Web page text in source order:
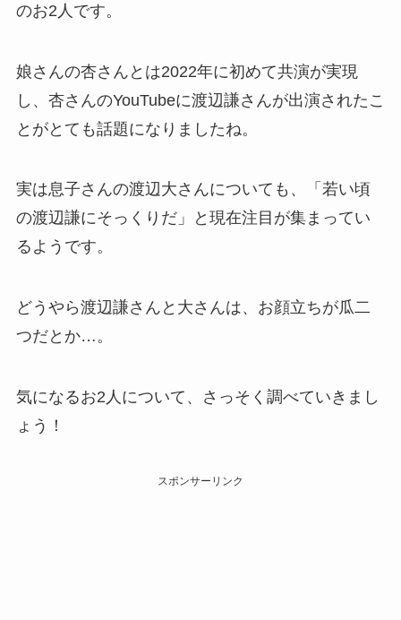
のお2人です。
娘さんの杏さんとは2022年に初めて共演が実現
し、杏さんのYouTubeに渡辺謙さんが出演されたこ
とがとても話題になりましたね。
実は息子さんの渡辺大さんについても、「若い頃
の渡辺謙にそっくりだ」と現在注目が集まってい
るようです。
どうやら渡辺謙さんと大さんは、お顔立ちが瓜二
つだとか…。
気になるお2人について、さっそく調べていきまし
ょう！
スポンサーリンク